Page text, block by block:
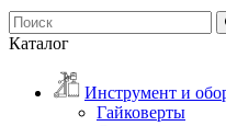
Каталог
Инструмент и
Гайковерты